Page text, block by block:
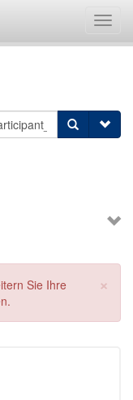
×
Sie Ihre